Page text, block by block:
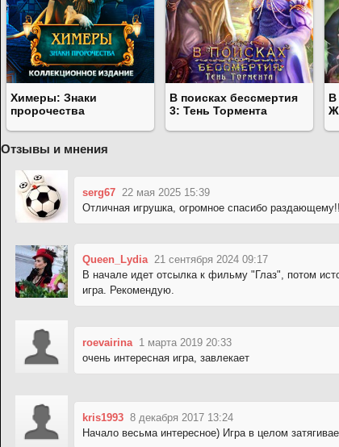
Химеры: Знаки
пророчества
В поисках бессмертия
3: Тень Тормента
В
Отзывы и мнения
serg67 22 мая 2025 15:39
Отличная игрушка, огромное спасибо
Queen_Lydia 21 сентября 2024 09:17
В начале идет отсылка к фильму "Глаз", потом
игра. Рекомендую.
roevairina 1 марта 2019 20:33
очень интересная игра, завлекает
kris1993 8 декабря 2017 13:24
Начало весьма интересное) Игра в целом